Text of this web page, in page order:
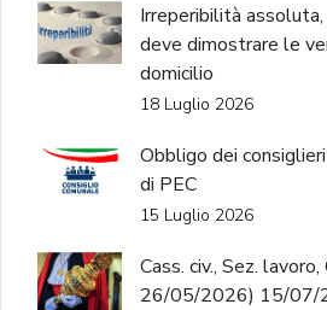
Irreperibilità
deve dimostrare le
domicilio
18 Luglio 2026
Obbligo dei
di PEC
15 Luglio 2026
Cass. civ., Sez.
26/05/2026) 15/07/